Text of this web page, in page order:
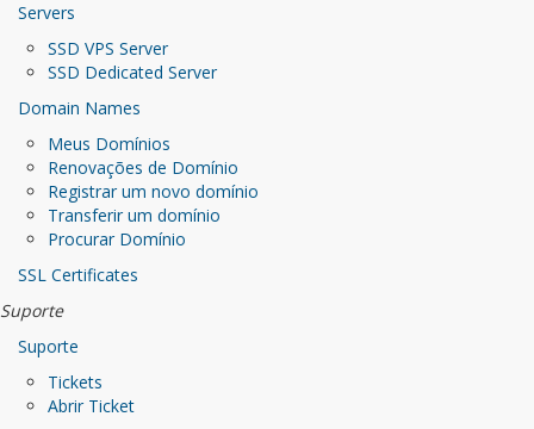
Servers
SSD VPS Server
SSD Dedicated Server
Domain Names
Meus Domínios
Renovações de Domínio
Registrar um novo domínio
Transferir um domínio
Procurar Domínio
SSL Certificates
Suporte
Suporte
Tickets
Abrir Ticket